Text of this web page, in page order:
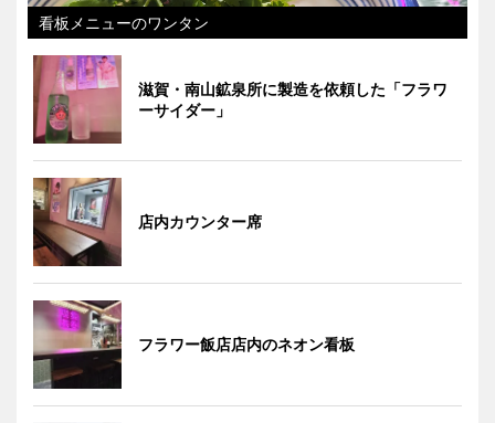
看板メニューのワンタン
滋賀・南山鉱泉所に製造を依頼した「フラワ
ーサイダー」
店内カウンター席
フラワー飯店店内のネオン看板